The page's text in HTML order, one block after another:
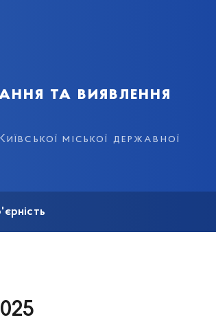
та виявлення
міської державної